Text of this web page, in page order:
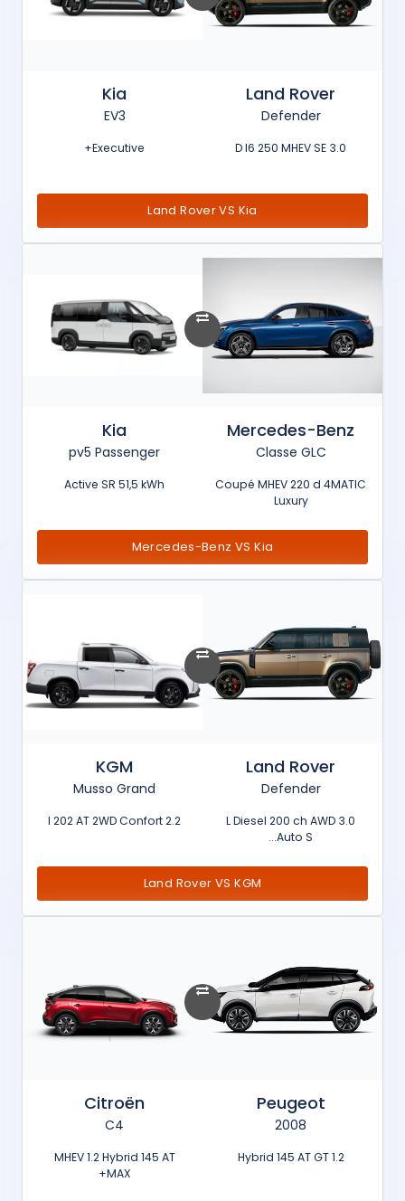
Land Rover
Defender
3.0 D I6 250 MHEV SE
Kia
EV3
Executive+
Land Rover VS Kia
Mercedes-Benz
Classe GLC
Coupé MHEV 220 d 4MATIC
Luxury
Kia
pv5 Passenger
Active SR 51,5 kWh
Mercedes-Benz VS Kia
Land Rover
Defender
3.0 L Diesel 200 ch AWD
Auto S...
KGM
Musso Grand
2.2 l 202 AT 2WD Confort
Land Rover VS KGM
Peugeot
2008
1.2 Hybrid 145 AT GT
Citroën
C4
MHEV 1.2 Hybrid 145 AT
MAX+